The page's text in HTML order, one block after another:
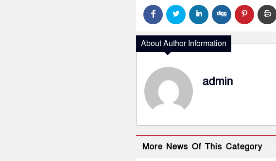
About Author Information
admin
More News Of This Category